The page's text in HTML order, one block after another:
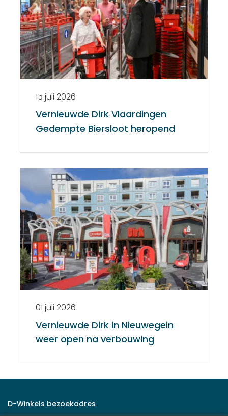
15 juli 2026
Vernieuwde Dirk Vlaardingen
Gedempte Biersloot heropend
01 juli 2026
Vernieuwde Dirk in Nieuwegein
weer open na verbouwing
D-Winkels bezoekadres